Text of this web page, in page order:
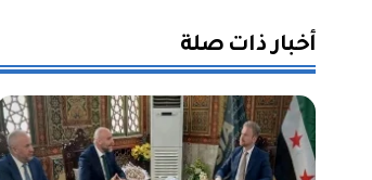
أخبار ذات صلة